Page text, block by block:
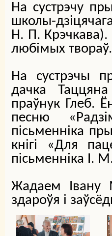
На сустрэчу
школы-
Н. П. Крэчкава).
любімых твораў.
На сустрэчы
дачка
праўнук Глеб.
песню
пісьменніка
кнігі «Для
пісьменніка І.
Жадаем Івану
здароўя і